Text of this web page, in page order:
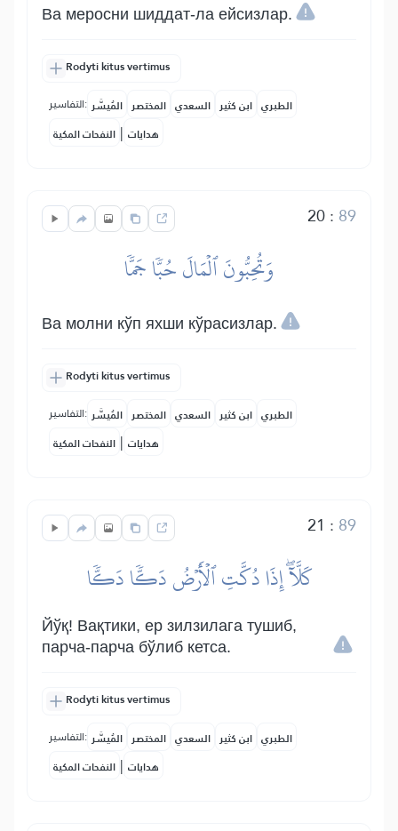
Ва меросни шиддат-ла ейсизлар.
Rodyti kitus vertimus
التفاسير: المُيسَّر المختصر السعدي ابن كثير الطبري
النفحات المكية | هدايات
20: 89
وَتُحِبُّونَ ٱلۡمَالَ حُبّٗا جَمّٗا
Ва молни кўп яхши кўрасизлар.
Rodyti kitus vertimus
التفاسير: المُيسَّر المختصر السعدي ابن كثير الطبري
النفحات المكية | هدايات
21 : 89
كَلَّآۖ إِذَا دُكَّتِ ٱلۡأَرۡضُ دَكّٗا دَكّٗا
Йўқ! Вақтики, ер зилзилага тушиб,
парча-парча бўлиб кетса.
Rodyti kitus vertimus
التفاسير: المُيسَّر المختصر السعدي ابن كثير الطبري
النفحات المكية | هدايات